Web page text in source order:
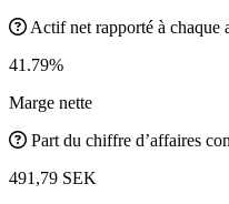
Actif net rapporté à chaque
41.79%
Marge nette
Part du chiffre d’affaires
491,79 SEK